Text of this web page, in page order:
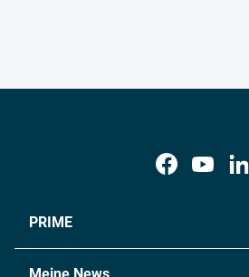
PRIME